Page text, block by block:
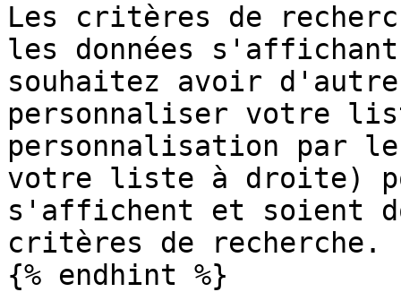
Les critères de
les données
souhaitez avoir
personnaliser votre
personnalisation par
votre liste à droite)
s'affichent et soient
critères de recherche.
{% endhint %}